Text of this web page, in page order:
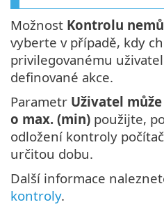
Možnost Kontrolu
vyberte v případě, kdy
privilegovanému
definované akce.
Parametr Uživatel
o max. (min) použijte,
odložení kontroly
určitou dobu.
Další informace
kontroly.